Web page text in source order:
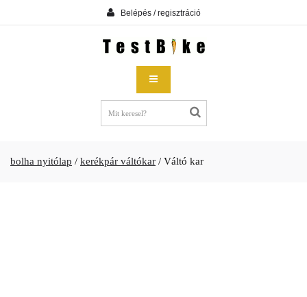
Belépés / regisztráció
bolha nyitólap / kerékpár váltókar / Váltó kar